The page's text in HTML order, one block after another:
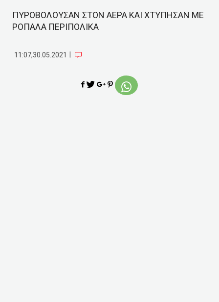
ΠΥΡΟΒΟΛΟΥΣΑΝ ΣΤΟΝ ΑΕΡΑ ΚΑΙ ΧΤΥΠΗΣΑΝ ΜΕ
ΡΟΠΑΛΑ ΠΕΡΙΠΟΛΙΚΑ
11:07,30.05.2021